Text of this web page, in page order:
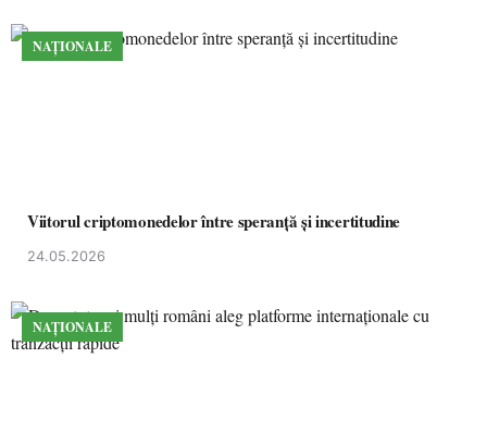
NAȚIONALE
Viitorul criptomonedelor între speranță și incertitudine
24.05.2026
NAȚIONALE